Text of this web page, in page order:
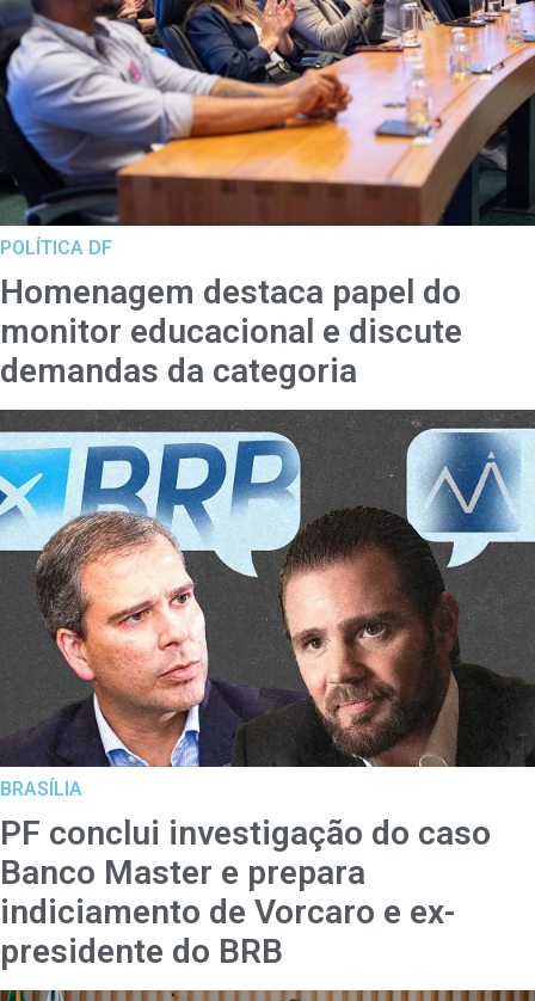
POLÍTICA DF
Homenagem destaca papel do
monitor educacional e discute
demandas da categoria
BRASÍLIA
PF conclui investigação do caso
Banco Master e prepara
indiciamento de Vorcaro e ex-
presidente do BRB